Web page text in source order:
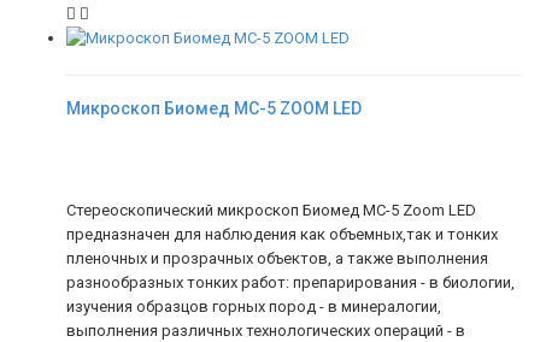
Микроскоп Биомед МС-5 ZOOM LED
Стереоскопический микроскоп Биомед МС-5 Zoom LED
предназначен для наблюдения как объемных,так и тонких
пленочных и прозрачных объектов, а также выполнения
разнообразных тонких работ: препарирования - в биологии,
изучения образцов горных пород - в минералогии,
выполнения различных технологических операций - в